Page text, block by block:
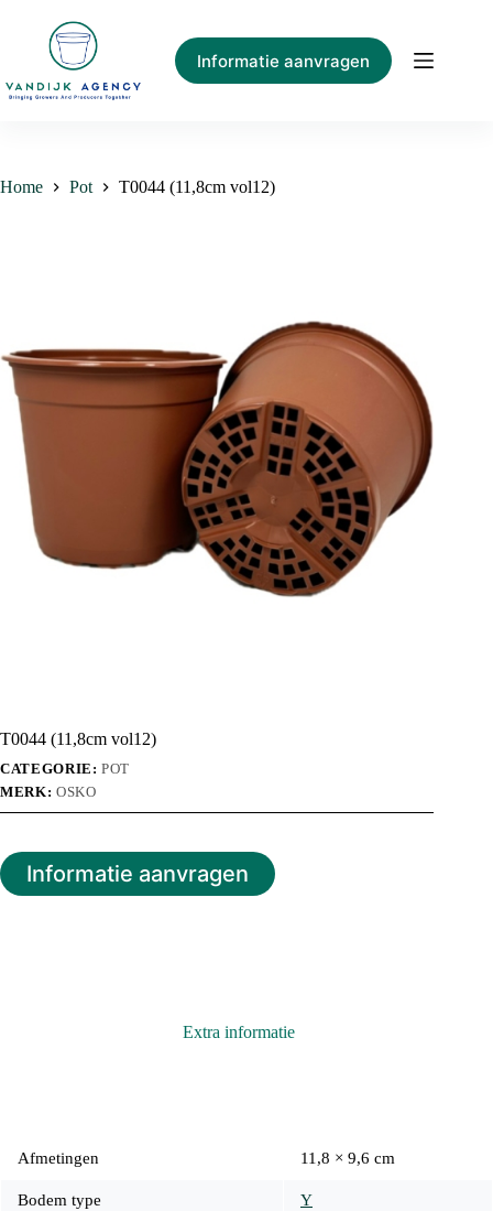
Informatie aanvragen
Home Pot T0044 (11,8cm vol12)
T0044 (11,8cm vol12)
CATEGORIE:POT
MERK: OSKO
Informatie aanvragen
Extra informatie
Afmetingen 11,8 × 9,6 cm
Bodem type Y